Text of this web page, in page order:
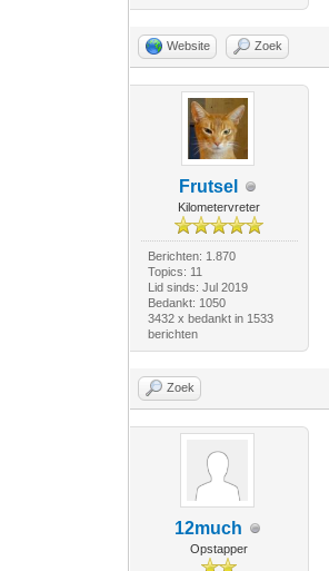
Website Zoek
Frutsel
Kilometervreter
Berichten: 1.870
Topics: 11
Lid sinds: Jul 2019
Bedankt: 1050
3432 x bedankt in 1533
berichten
Zoek
12much
Opstapper